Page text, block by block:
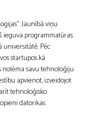
Jaunībā viņu
ieguva programmatūras
universitātē. Pēc
startupos kā
nolēma savu tehnoloģiju
apvienot, izveidojot
tehnoloģisko
datorikas